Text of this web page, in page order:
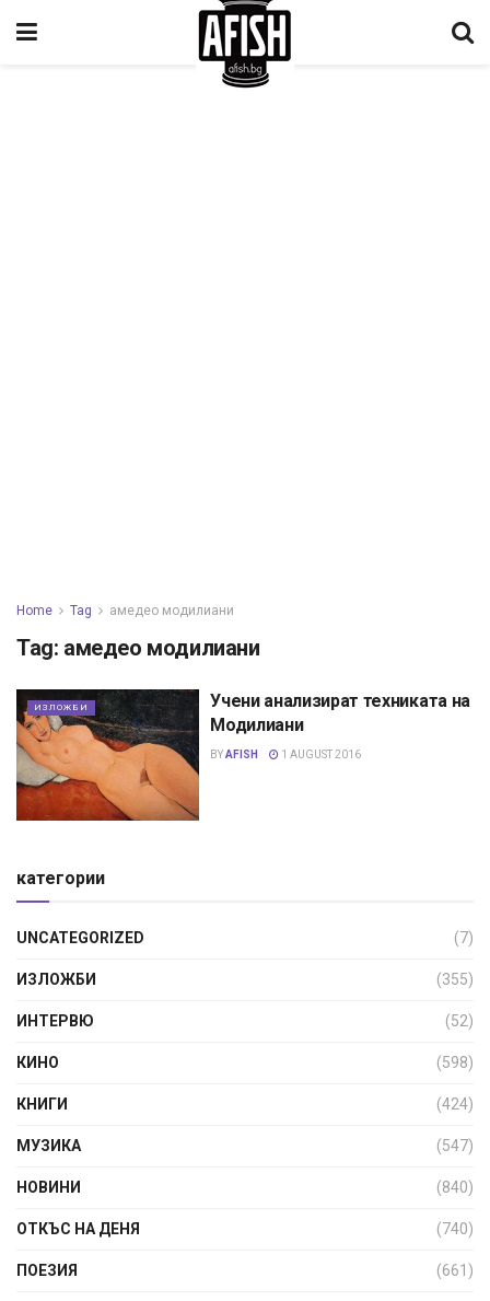
Home Tag амедео модилиани
Tag: амедео модилиани
ИЗЛОЖБИ
Учени анализират техниката на
Модилиани
BYAFISH 1 AUGUST 2016
категории
UNCATEGORIZED (7)
ИЗЛОЖБИ (355)
ИНТЕРВЮ (52)
КИНО (598)
КНИГИ (424)
МУЗИКА (547)
НОВИНИ (840)
ОТКЪС НА ДЕНЯ (740)
ПОЕЗИЯ (661)